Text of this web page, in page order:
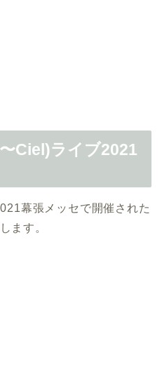
Ciel)ライブ2021
幕張メッセで開催された
ます。